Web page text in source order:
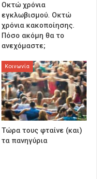
Οκτώ χρόνια
εγκλωβισμού. Οκτώ
χρόνια κακοποίησης.
Πόσο ακόμη θα το
ανεχόμαστε;
Κοινωνία
Τώρα τους φταίνε (και)
τα πανηγύρια